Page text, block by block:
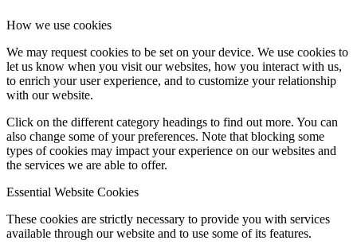
How we use cookies
We may request cookies to be set on your device. We use cookies to
let us know when you visit our websites, how you interact with us,
to enrich your user experience, and to customize your relationship
with our website.
Click on the different category headings to find out more. You can
also change some of your preferences. Note that blocking some
types of cookies may impact your experience on our websites and
the services we are able to offer.
Essential Website Cookies
These cookies are strictly necessary to provide you with services
available through our website and to use some of its features.